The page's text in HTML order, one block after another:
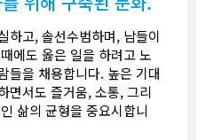
하고, 솔선수범하며, 남들이
에도 옳은 일을 하려고 노
들을 채용합니다. 높은 기대
면서도 즐거움, 소통, 그리
삶의 균형을 중요시합니